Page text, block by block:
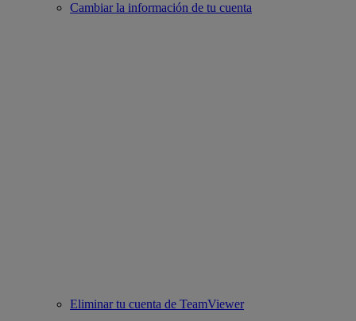
Cambiar la información de tu cuenta
Eliminar tu cuenta de TeamViewer